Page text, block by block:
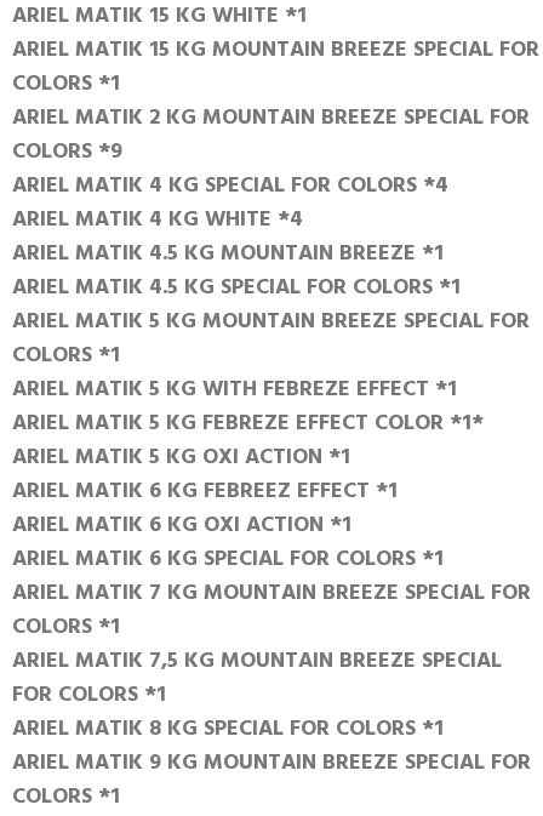
ARIEL MATIK 15 KG WHITE *1
ARIEL MATIK 15 KG MOUNTAIN BREEZE SPECIAL FOR
COLORS *1
ARIEL MATIK 2 KG MOUNTAIN BREEZE SPECIAL FOR
COLORS *9
ARIEL MATIK 4 KG SPECIAL FOR COLORS *4
ARIEL MATIK 4 KG WHITE *4
ARIEL MATIK 4.5 KG MOUNTAIN BREEZE *1
ARIEL MATIK 4.5 KG SPECIAL FOR COLORS *1
ARIEL MATIK 5 KG MOUNTAIN BREEZE SPECIAL FOR
COLORS *1
ARIEL MATIK 5 KG WITH FEBREZE EFFECT *1
ARIEL MATIK 5 KG FEBREZE EFFECT COLOR *1*
ARIEL MATIK 5 KG OXI ACTION *1
ARIEL MATIK 6 KG FEBREEZ EFFECT *1
ARIEL MATIK 6 KG OXI ACTION *1
ARIEL MATIK 6 KG SPECIAL FOR COLORS *1
ARIEL MATIK 7 KG MOUNTAIN BREEZE SPECIAL FOR
COLORS *1
ARIEL MATIK 7,5 KG MOUNTAIN BREEZE SPECIAL
FOR COLORS *1
ARIEL MATIK 8 KG SPECIAL FOR COLORS *1
ARIEL MATIK 9 KG MOUNTAIN BREEZE SPECIAL FOR
COLORS *1